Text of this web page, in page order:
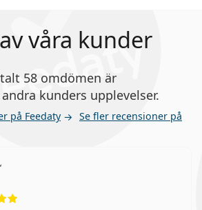
våra kunder
58 omdömen är
kunders upplevelser.
på Feedaty Se fler recensioner på